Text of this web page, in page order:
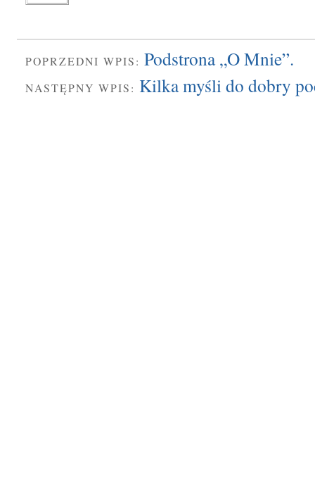
POPRZEDNI WPIS: Podstrona „O Mnie”.
NASTĘPNY WPIS: Kilka myśli do dobry